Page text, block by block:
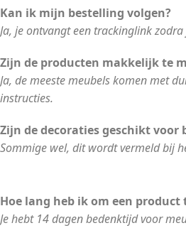
Kan ik mijn bestelling volgen?
Ja, je ontvangt een trackinglink
Zijn de producten makkelijk te
Ja, de meeste meubels komen met
instructies.
Zijn de decoraties geschikt voor
Sommige wel, dit wordt vermeld bij
Hoe lang heb ik om een
Je hebt 14 dagen bedenktijd voor